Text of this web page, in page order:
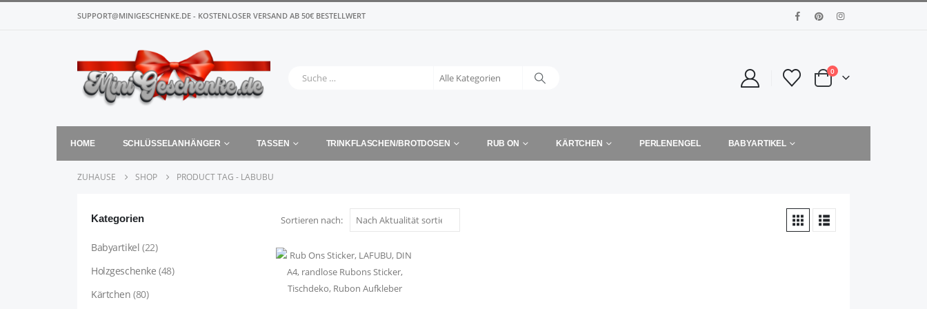
SUPPORT@MINIGESCHENKE.DE - KOSTENLOSER VERSAND AB 50€ BESTELLWERT
0
HOME SCHLÜSSELANHÄNGER TASSEN TRINKFLASCHEN/BROTDOSEN RUB ON KÄRTCHEN PERLENENGEL BABYARTIKEL
ZUHAUSE SHOP PRODUCT TAG - LABUBU
Sortieren nach:
Kategorien
Babyartikel (22)
Holzgeschenke (48)
Kärtchen (80)